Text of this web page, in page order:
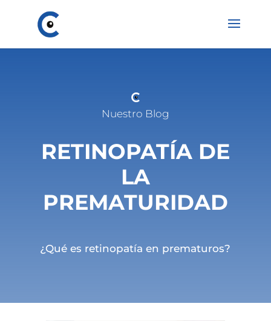
Nuestro Blog
RETINOPATÍA DE
LA
PREMATURIDAD
¿Qué es retinopatía en prematuros?